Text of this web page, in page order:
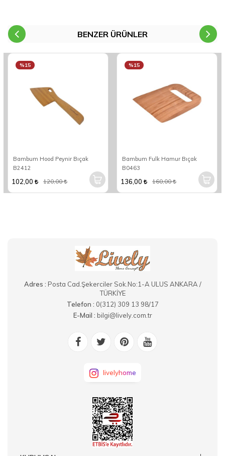
BENZER ÜRÜNLER
Bambum Hood Peynir Bıçak
B2412
%15
102,00 120,00
Bambum Fulk Hamur Bıçak
B0463
%15
136,00 160,00
Adres : Posta Cad.Şekerciler Sok.No:1-A ULUS ANKARA /
TÜRKİYE
Telefon : 0(312) 309 13 98/17
E-Mail : bilgi@lively.com.tr
livelyhome